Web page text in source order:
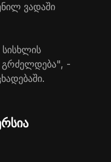
ვადაში
სისხლის
გრძელდება", -